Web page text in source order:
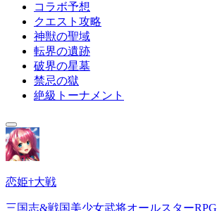
コラボ予想
クエスト攻略
神獣の聖域
転界の遺跡
破界の星墓
禁忌の獄
絶級トーナメント
恋姫†大戦
三国志&戦国美少女武将オールスターRPG